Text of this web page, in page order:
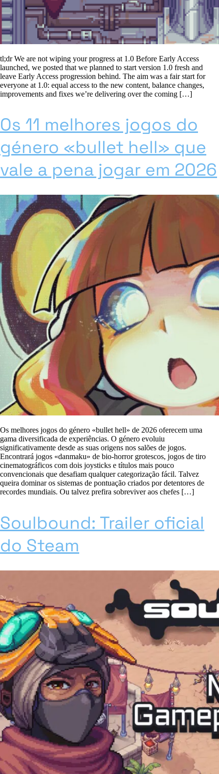
tl;dr We are not wiping your progress at 1.0 Before Early Access
launched, we posted that we planned to start version 1.0 fresh and
leave Early Access progression behind. The aim was a fair start for
everyone at 1.0: equal access to the new content, balance changes,
improvements and fixes we’re delivering over the coming […]
Os 11 melhores jogos do
género «bullet hell» que
vale a pena jogar em 2026
Os melhores jogos do género «bullet hell» de 2026 oferecem uma
gama diversificada de experiências. O género evoluiu
significativamente desde as suas origens nos salões de jogos.
Encontrará jogos «danmaku» de bio-horror grotescos, jogos de tiro
cinematográficos com dois joysticks e títulos mais pouco
convencionais que desafiam qualquer categorização fácil. Talvez
queira dominar os sistemas de pontuação criados por detentores de
recordes mundiais. Ou talvez prefira sobreviver aos chefes […]
Soulbound: Trailer oficial
do Steam